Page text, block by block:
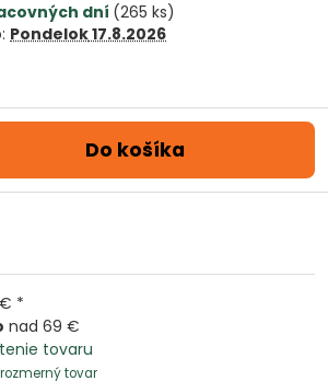
dní (265 ks)
Pondelok17.8.2026
Do košíka
*
nad 69 €
tovaru
tovar